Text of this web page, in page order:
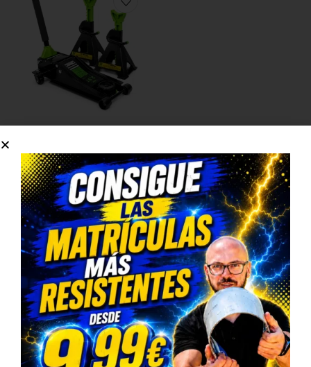
HERRAMIENTAS
333,00€ 199,00€
Ahorras134,00€
COMPRAR EL PACK
Consulta de un Pedido
pedidos@teamcarengine.com